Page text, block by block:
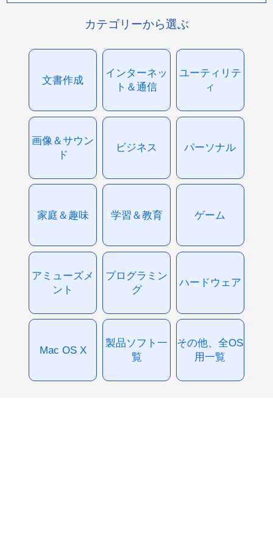
カテゴリーから選ぶ
文書作成
インターネッ
ト＆通信
ユーティリテ
ィ
画像＆サウン
ド
ビジネス パーソナル
家庭＆趣味 学習＆教育 ゲーム
アミューズメ
ント
プログラミン
グ
ハードウェア
Mac OS X
製品ソフト一
覧
その他、全OS
用一覧